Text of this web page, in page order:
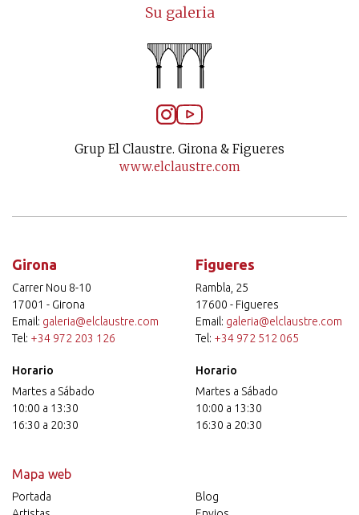
Su galeria
Grup El Claustre. Girona & Figueres
www.elclaustre.com
Girona
Carrer Nou 8-10
17001 - Girona
Email: galeria@elclaustre.com
Tel: +34 972 203 126
Horario
Martes a Sábado
10:00 a 13:30
16:30 a 20:30
Figueres
Rambla, 25
17600 - Figueres
Email: galeria@elclaustre.com
Tel: +34 972 512 065
Horario
Martes a Sábado
10:00 a 13:30
16:30 a 20:30
Mapa web
Portada
Blog